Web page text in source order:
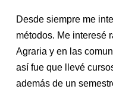
Desde siempre me
métodos. Me interesé
Agraria y en las
así fue que llevé
además de un